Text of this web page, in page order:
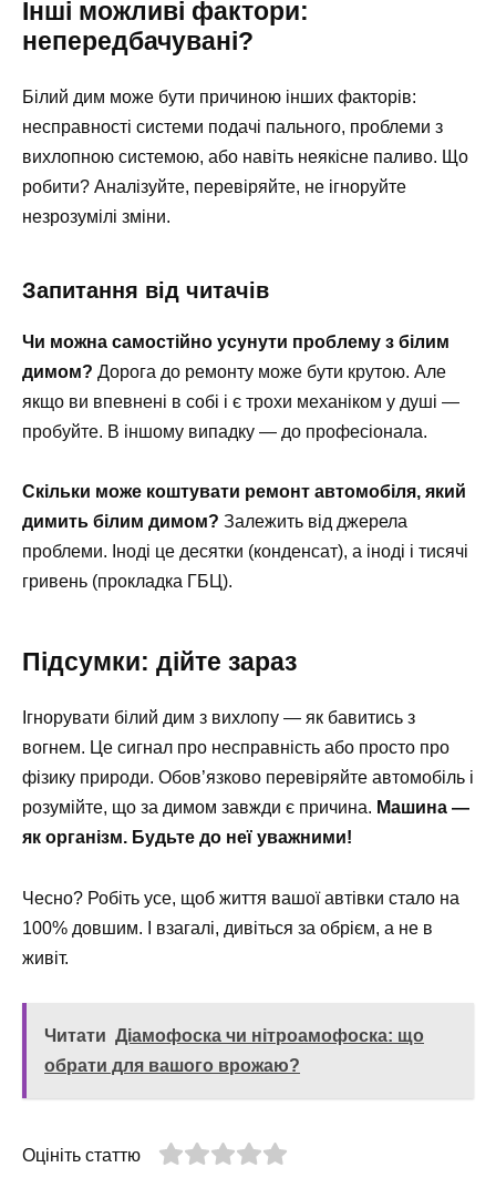
Інші можливі фактори:
непередбачувані?
Білий дим може бути причиною інших факторів:
несправності системи подачі пального, проблеми з
вихлопною системою, або навіть неякісне паливо. Що
робити? Аналізуйте, перевіряйте, не ігноруйте
незрозумілі зміни.
Запитання від читачів
Чи можна самостійно усунути проблему з білим
димом? Дорога до ремонту може бути крутою. Але
якщо ви впевнені в собі і є трохи механіком у душі —
пробуйте. В іншому випадку — до професіонала.
Скільки може коштувати ремонт автомобіля, який
димить білим димом? Залежить від джерела
проблеми. Іноді це десятки (конденсат), а іноді і тисячі
гривень (прокладка ГБЦ).
Підсумки: дійте зараз
Ігнорувати білий дим з вихлопу — як бавитись з
вогнем. Це сигнал про несправність або просто про
фізику природи. Обов’язково перевіряйте автомобіль і
розумійте, що за димом завжди є причина. Машина —
як організм. Будьте до неї уважними!
Чесно? Робіть усе, щоб життя вашої автівки стало на
100% довшим. І взагалі, дивіться за обрієм, а не в
живіт.
Читати Діамофоска чи нітроамофоска: що
обрати для вашого врожаю?
Оцініть статтю